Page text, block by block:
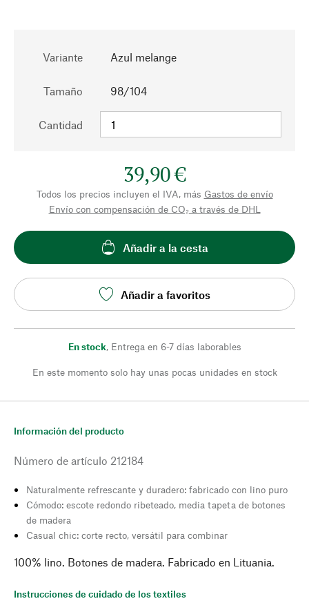
Variante Azul melange
Tamaño 98/104
Cantidad
39,90 €
Todos los precios incluyen el IVA, más Gastos de envío
Envío con compensación de CO₂ a través de DHL
Añadir a la cesta
Añadir a favoritos
En stock, Entrega en 6-7 días laborables
En este momento solo hay unas pocas unidades en stock
Información del producto
Número de artículo 212184
Naturalmente refrescante y duradero: fabricado con lino puro
Cómodo: escote redondo ribeteado, media tapeta de botones
de madera
Casual chic: corte recto, versátil para combinar
100% lino. Botones de madera. Fabricado en Lituania.
Instrucciones de cuidado de los textiles